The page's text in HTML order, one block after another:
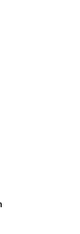
nhiêu và
Giá
là một câu
mỗi khi
tham khảo
thức bổ ích
Quốc.